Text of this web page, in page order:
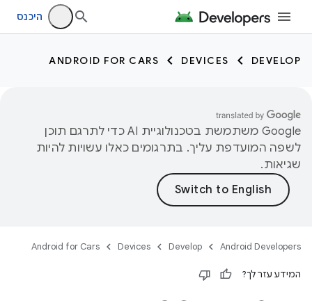
היכנס
DEVELOP
DEVICES
ANDROID FOR CARS
‫Google משתמשת בטכנולוגיית AI כדי לתרגם תוכן
לשפה המועדפת עליך. בתרגומים כאלו עשויות להיות
שגיאות.
Android Developers
Develop
Devices
Android for Cars
המידע עזר לך?